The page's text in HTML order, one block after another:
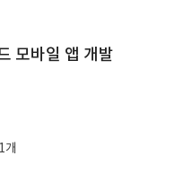
모바일 앱 개발
개